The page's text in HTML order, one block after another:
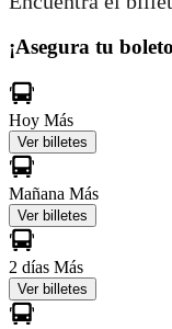
¡Asegura tu
Hoy Más
Ver billetes
Mañana Más
Ver billetes
2 días Más
Ver billetes